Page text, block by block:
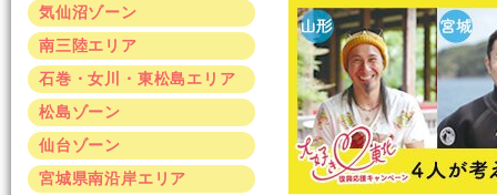
気仙沼ゾーン
南三陸エリア
石巻・女川・東松島エリア
松島ゾーン
仙台ゾーン
宮城県南沿岸エリア